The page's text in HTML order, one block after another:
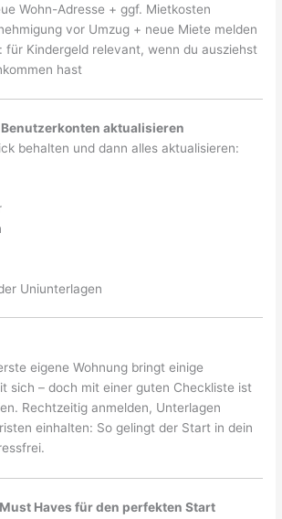
Wohn-Adresse + ggf. Mietkosten
vor Umzug + neue Miete melden
: für Kindergeld relevant, wenn du ausziehst
hast
aktualisieren
behalten und dann alles aktualisieren:
Uniunterlagen
eigene Wohnung bringt einige
sich – doch mit einer guten Checkliste ist
Rechtzeitig anmelden, Unterlagen
einhalten: So gelingt der Start in dein
Haves für den perfekten Start